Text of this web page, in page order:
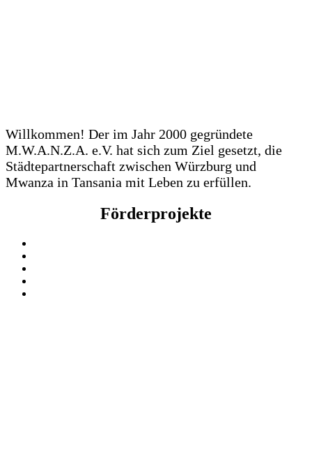
Willkommen! Der im Jahr 2000 gegründete
M.W.A.N.Z.A. e.V. hat sich zum Ziel gesetzt, die
Städtepartnerschaft zwischen Würzburg und
Mwanza in Tansania mit Leben zu erfüllen.
Förderprojekte